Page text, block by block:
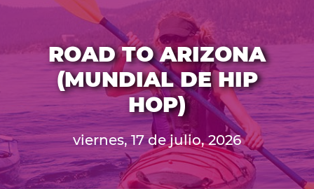
ROAD TO ARIZONA
(MUNDIAL DE HIP
HOP)
viernes, 17 de julio, 2026